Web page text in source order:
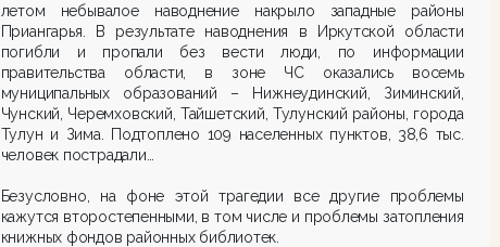
летом небывалое наводнение накрыло западные районы
Приангарья. В результате наводнения в Иркутской области
погибли и пропали без вести люди, по информации
правительства области, в зоне ЧС оказались восемь
муниципальных образований – Нижнеудинский, Зиминский,
Чунский, Черемховский, Тайшетский, Тулунский районы, города
Тулун и Зима. Подтоплено 109 населенных пунктов, 38,6 тыс.
человек пострадали…
Безусловно, на фоне этой трагедии все другие проблемы
кажутся второстепенными, в том числе и проблемы затопления
книжных фондов районных библиотек.